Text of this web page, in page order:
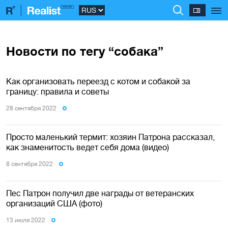
Новости по тегу “собака”
Как организовать переезд с котом и собакой за
границу: правила и советы
28 сентября 2022
Просто маленький термит: хозяин Патрона рассказал,
как знаменитость ведет себя дома (видео)
8 сентября 2022
Пес Патрон получил две награды от ветеранских
организаций США (фото)
13 июля 2022